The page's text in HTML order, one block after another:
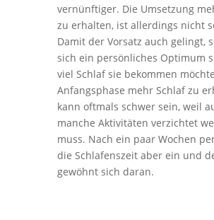
vernünftiger. Die Umsetzung
zu erhalten, ist allerdings nicht
Damit der Vorsatz auch gelingt,
sich ein persönliches Optimum
viel Schlaf sie bekommen
Anfangsphase mehr Schlaf zu
kann oftmals schwer sein, weil
manche Aktivitäten verzichtet
muss. Nach ein paar Wochen
die Schlafenszeit aber ein und
gewöhnt sich daran.